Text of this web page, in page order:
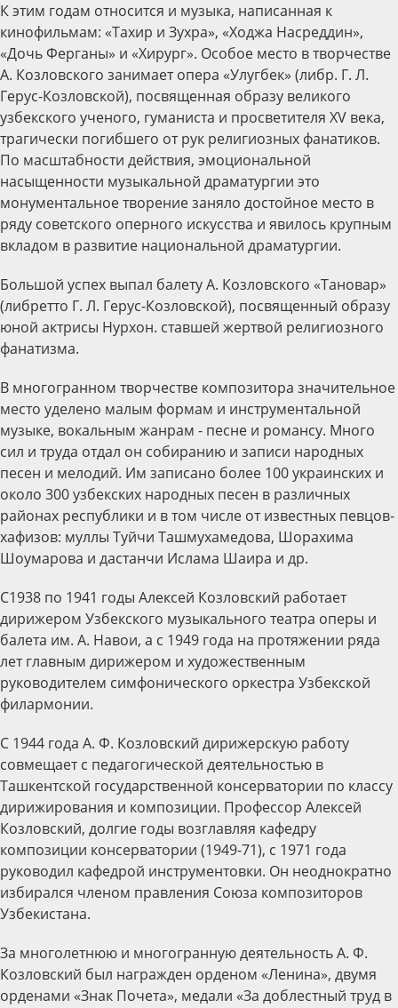
К этим годам относится и музыка, написанная к
кинофильмам: «Тахир и Зухра», «Ходжа Насреддин»,
«Дочь Ферганы» и «Хирург». Особое место в творчестве
А. Козловского занимает опера «Улугбек» (либр. Г. Л.
Герус-Козловской), посвященная образу великого
узбекского ученого, гуманиста и просветителя XV века,
трагически погибшего от рук религиозных фанатиков.
По масштабности действия, эмоциональной
насыщенности музыкальной драматургии это
монументальное творение заняло достойное место в
ряду советского оперного искусства и явилось крупным
вкладом в развитие национальной драматургии.
Большой успех выпал балету А. Козловского «Тановар»
(либретто Г. Л. Герус-Козловской), посвященный образу
юной актрисы Нурхон. ставшей жертвой религиозного
фанатизма.
В многогранном творчестве композитора значительное
место уделено малым формам и инструментальной
музыке, вокальным жанрам - песне и романсу. Много
сил и труда отдал он собиранию и записи народных
песен и мелодий. Им записано более 100 украинских и
около 300 узбекских народных песен в различных
районах республики и в том числе от известных певцов-
хафизов: муллы Туйчи Ташмухамедова, Шорахима
Шоумарова и дастанчи Ислама Шаира и др.
С1938 по 1941 годы Алексей Козловский работает
дирижером Узбекского музыкального театра оперы и
балета им. А. Навои, а с 1949 года на протяжении ряда
лет главным дирижером и художественным
руководителем симфонического оркестра Узбекской
филармонии.
С 1944 года А. Ф. Козловский дирижерскую работу
совмещает с педагогической деятельностью в
Ташкентской государственной консерватории по классу
дирижирования и композиции. Профессор Алексей
Козловский, долгие годы возглавляя кафедру
композиции консерватории (1949-71), с 1971 года
руководил кафедрой инструментовки. Он неоднократно
избирался членом правления Союза композиторов
Узбекистана.
За многолетнюю и многогранную деятельность А. Ф.
Козловский был награжден орденом «Ленина», двумя
орденами «Знак Почета», медали «За доблестный труд в